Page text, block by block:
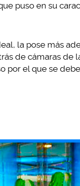
puso en su
la pose más
de cámaras de
por el que se